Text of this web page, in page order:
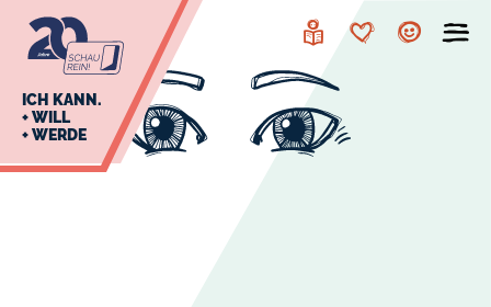
Navigation
Inhalt
Leichte
MerkzettelAccount
ICH KANN.
+ WILL
+ WERDE